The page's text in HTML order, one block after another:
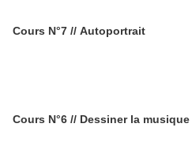
Cours N°7 // Autoportrait
Cours N°6 // Dessiner la musique